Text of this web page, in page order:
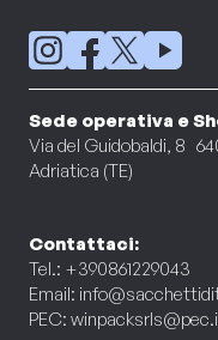
Sede operativa e
Via del Guidobaldi, 8
Adriatica (TE)
Contattaci:
Tel.: +390861229043
Email:
PEC: